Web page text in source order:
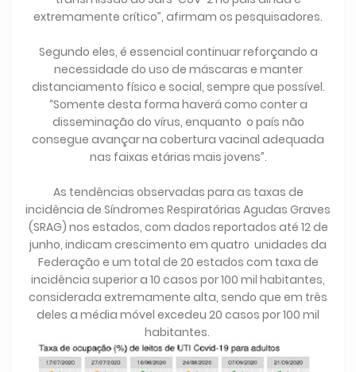
extremamente crítico”, afirmam os pesquisadores.
Segundo eles, é essencial continuar reforçando a
necessidade do uso de máscaras e manter
distanciamento físico e social, sempre que possível.
“Somente desta forma haverá como conter a
disseminação do vírus, enquanto o país não
consegue avançar na cobertura vacinal adequada
nas faixas etárias mais jovens”.
As tendências observadas para as taxas de
incidência de Síndromes Respiratórias Agudas Graves
(SRAG) nos estados, com dados reportados até 12 de
junho, indicam crescimento em quatro unidades da
Federação e um total de 20 estados com taxa de
incidência superior a 10 casos por 100 mil habitantes,
considerada extremamente alta, sendo que em três
deles a média móvel excedeu 20 casos por 100 mil
habitantes.